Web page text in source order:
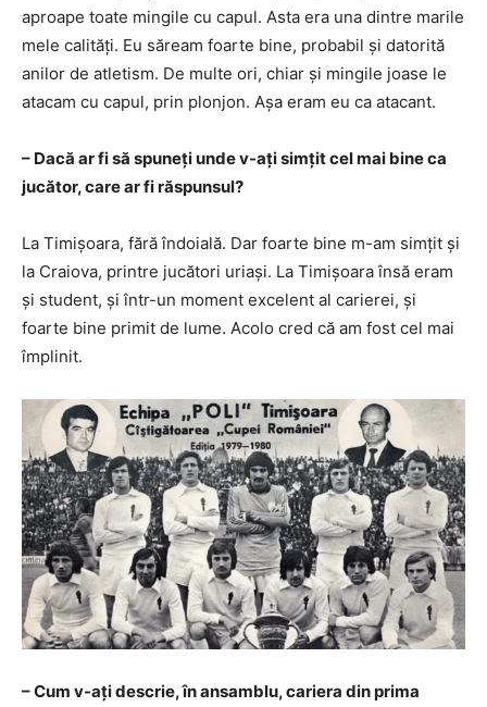
aproape toate mingile cu capul. Asta era una dintre marile
mele calități. Eu săream foarte bine, probabil și datorită
anilor de atletism. De multe ori, chiar și mingile joase le
atacam cu capul, prin plonjon. Așa eram eu ca atacant.
– Dacă ar fi să spuneți unde v-ați simțit cel mai bine ca
jucător, care ar fi răspunsul?
La Timișoara, fără îndoială. Dar foarte bine m-am simțit și
la Craiova, printre jucători uriași. La Timișoara însă eram
și student, și într-un moment excelent al carierei, și
foarte bine primit de lume. Acolo cred că am fost cel mai
împlinit.
– Cum v-ați descrie, în ansamblu, cariera din prima